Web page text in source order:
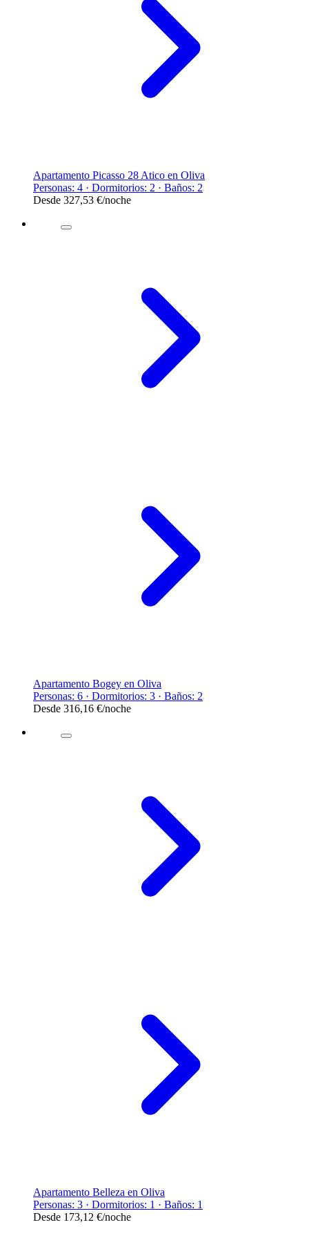
Apartamento Picasso 28 Atico en Oliva
Personas: 4 · Dormitorios: 2 · Baños: 2
Desde 327,53 €/noche
Apartamento Bogey en Oliva
Personas: 6 · Dormitorios: 3 · Baños: 2
Desde 316,16 €/noche
Apartamento Belleza en Oliva
Personas: 3 · Dormitorios: 1 · Baños: 1
Desde 173,12 €/noche